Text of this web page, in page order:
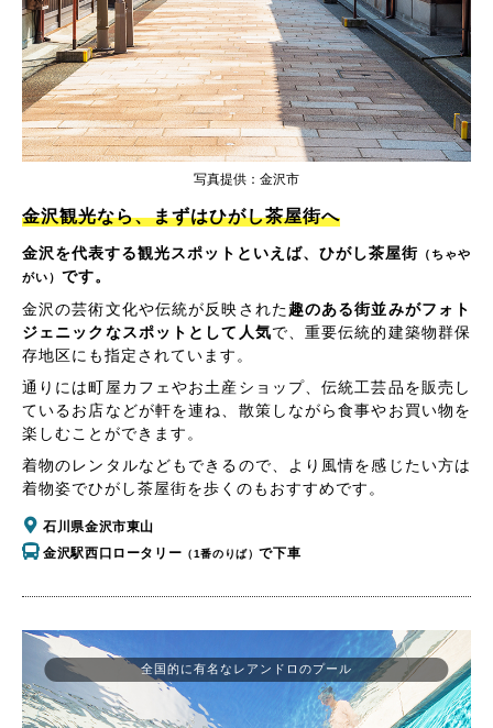
写真提供：金沢市
金沢観光なら、まずはひがし茶屋街へ
金沢を代表する観光スポットといえば、ひがし茶屋街 （ちゃや
がい） です。
金沢の芸術文化や伝統が反映された趣のある街並みがフォト
ジェニックなスポットとして人気で、重要伝統的建築物群保
存地区にも指定されています。
通りには町屋カフェやお土産ショップ、伝統工芸品を販売し
ているお店などが軒を連ね、散策しながら食事やお買い物を
楽しむことができます。
着物のレンタルなどもできるので、より風情を感じたい方は
着物姿でひがし茶屋街を歩くのもおすすめです。
石川県金沢市東山
金沢駅西口ロータリー （1番のりば）で下車
全国的に有名なレアンドロのプール